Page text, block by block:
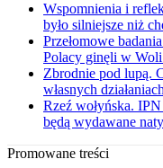
Wspomnienia i
było silniejsze niż
Przełomowe
Polacy ginęli w
Zbrodnie pod lupą.
własnych
Rzeź wołyńska.
będą wydawane
Promowane treści